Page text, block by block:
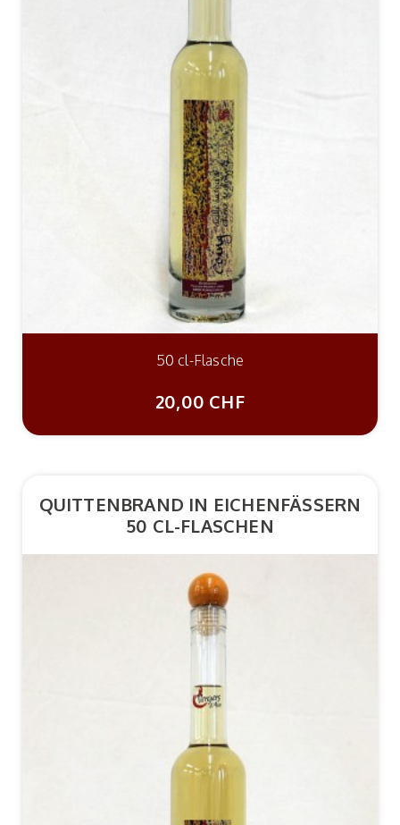
50 cl-Flasche
20,00 CHF
QUITTENBRAND IN EICHENFÄSSERN
50 CL-FLASCHEN